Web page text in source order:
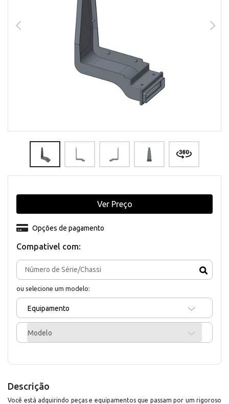
Compativel com:
ou selecione um modelo:
Equipamento
Modelo
Opções de pagamento
Ver Preço
Descrição
Você está adquirindo peças e equipamentos que passam por um rigoroso